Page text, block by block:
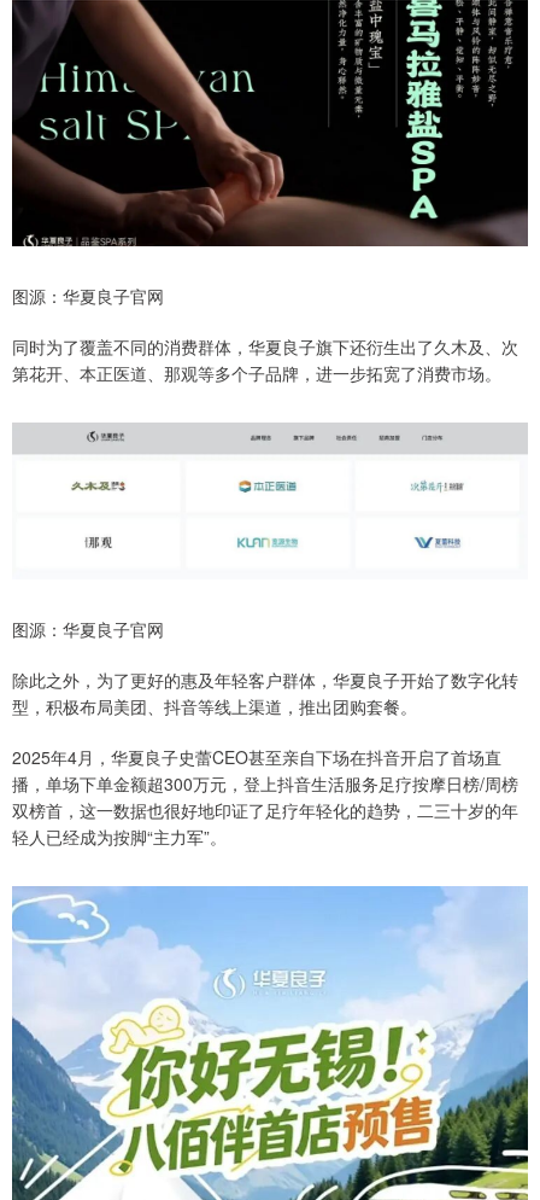
图源：华夏良子官网
同时为了覆盖不同的消费群体，华夏良子旗下还衍生出了久木及、次
第花开、本正医道、那观等多个子品牌，进一步拓宽了消费市场。
图源：华夏良子官网
除此之外，为了更好的惠及年轻客户群体，华夏良子开始了数字化转
型，积极布局美团、抖音等线上渠道，推出团购套餐。
2025年4月，华夏良子史蕾CEO甚至亲自下场在抖音开启了首场直
播，单场下单金额超300万元，登上抖音生活服务足疗按摩日榜/周榜
双榜首，这一数据也很好地印证了足疗年轻化的趋势，二三十岁的年
轻人已经成为按脚“主力军”。